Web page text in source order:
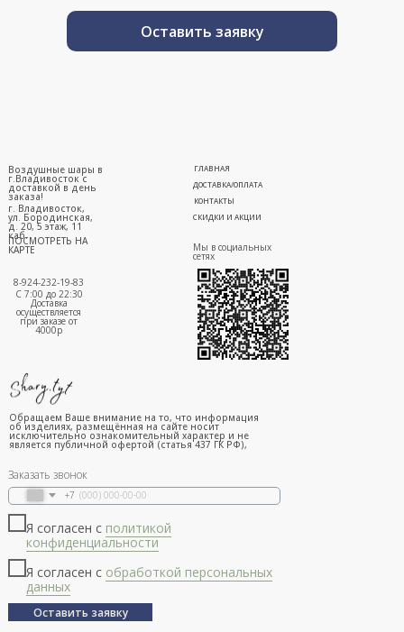
Оставить заявку
г. Владивосток,
ул. Бородинская,
д. 20, 5 этаж, 11
каб.
ПОСМОТРЕТЬ НА
КАРТЕ
ГЛАВНАЯ
ДОСТАВКА/ОПЛАТА
СКИДКИ И АКЦИИ
КОНТАКТЫ
8-924-232-19-83
С 7:00 до 22:30
Доставка
осуществляется
при заказе от
4000р
Воздушные шары в
г.Владивосток с
доставкой в день
заказа!
Мы в социальных
сетях
Заказать звонок
+7
Я согласен с политикой
конфиденциальности
Я согласен с обработкой персональных
данных
Оставить заявку
Обращаем Ваше внимание на то, что информация
об изделиях, размещённая на сайте носит
исключительно ознакомительный характер и не
является публичной офертой (статья 437 ГК РФ),